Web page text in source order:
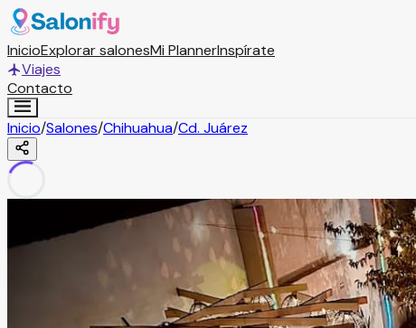
InicioExplorar salonesMi PlannerInspírate
Viajes
Contacto
Inicio/Salones/Chihuahua/Cd. Juárez